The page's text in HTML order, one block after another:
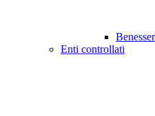
Enti controllati